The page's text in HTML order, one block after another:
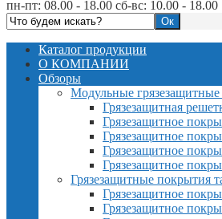
пн-пт: 08.00 - 18.00 сб-вс: 10.00 - 18.00
Каталог продукции
О КОМПАНИИ
Обзоры
Модульные
Грязезащитная
Грязезащитное
Грязезащитное
Грязезащитное
Грязезащитное
Грязезащитные покрытия
Грязезащитное
Грязезащитное